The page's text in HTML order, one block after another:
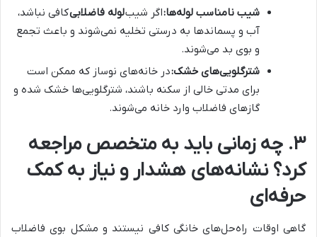
شیب نامناسب لوله‌ها:اگر شیبلوله فاضلابیکافی نباشد،
آب و پسماندها به درستی تخلیه نمی‌شوند و باعث تجمع
و بوی بد می‌شوند.
شترگلویی‌های خشک:در خانه‌های نوساز که ممکن است
برای مدتی خالی از سکنه باشند، شترگلویی‌ها خشک شده و
گازهای فاضلاب وارد خانه می‌شوند.
۳. چه زمانی باید به متخصص مراجعه
کرد؟ نشانه‌های هشدار و نیاز به کمک
حرفه‌ای
گاهی اوقات راه‌حل‌های خانگی کافی نیستند و مشکل بوی فاضلاب